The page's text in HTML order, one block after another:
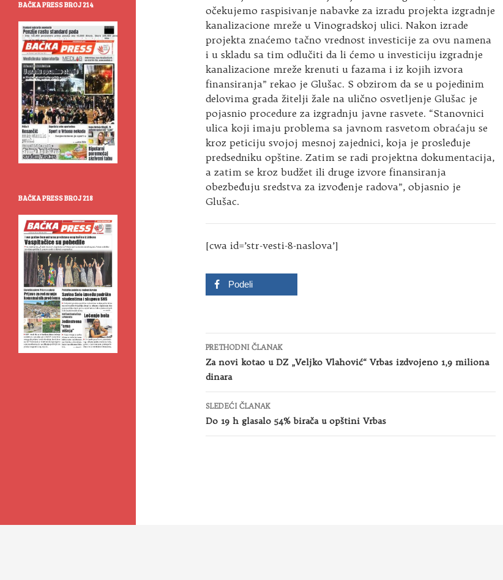
očekujemo raspisivanje nabavke za izradu projekta izgradnje
kanalizacione mreže u Vinogradskoj ulici. Nakon izrade
projekta znaćemo tačno vrednost investicije za ovu namena
i u skladu sa tim odlučiti da li ćemo u investiciju izgradnje
kanalizacione mreže krenuti u fazama i iz kojih izvora
finansiranja” rekao je Glušac. S obzirom da se u pojedinim
delovima grada žitelji žale na ulično osvetljenje Glušac je
pojasnio procedure za izgradnju javne rasvete. “Stanovnici
ulica koji imaju problema sa javnom rasvetom obraćaju se
kroz peticiju svojoj mesnoj zajednici, koja je prosleđuje
predsedniku opštine. Zatim se radi projektna dokumentacija,
a zatim se kroz budžet ili druge izvore finansiranja
obezbeđuju sredstva za izvođenje radova”, objasnio je
Glušac.
[cwa id=’str-vesti-8-naslova’]
Podeli
Kretanje
članaka
PRETHODNI ČLANAK
Za novi kotao u DZ „Veljko Vlahović“ Vrbas izdvojeno 1,9 miliona
dinara
SLEDEĆI ČLANAK
Do 19 h glasalo 54% birača u opštini Vrbas
BAČKA PRESS BROJ 214
BAČKA PRESS BROJ 218